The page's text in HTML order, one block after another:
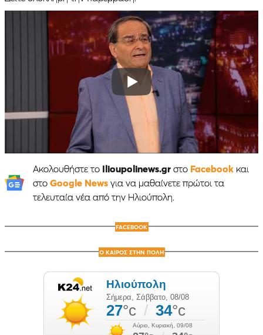
Ακολουθήστε το Ilioupolinews.grστο Facebookκαι
στο Google Newsγια να μαθαίνετε πρώτοι τα
τελευταία νέα από την Ηλιούπολη.
FACEBOOK
Ο ΚΑΙΡΟΣ ΣΤΗΝ ΠΟΛΗ